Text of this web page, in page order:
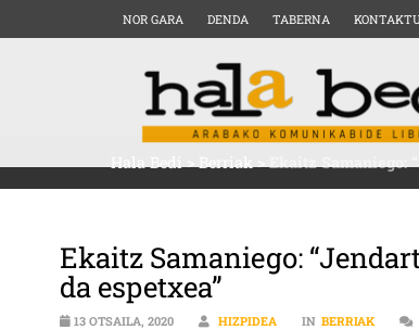
NOR GARA DENDA TABERNA
Hala Bedi>Berriak>Ekaitz Samaniego:
Ekaitz Samaniego:
da espetxea”
13 OTSAILA, 2020 HIZPIDEA IN BERRIAK